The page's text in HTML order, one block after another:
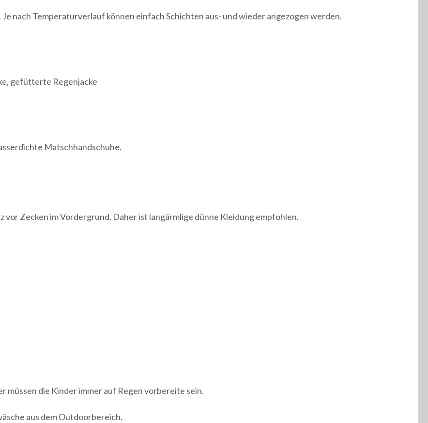
nach Temperaturverlauf können einfach Schichten aus- und wieder angezogen werden.
gefütterte Regenjacke
Matschhandschuhe.
vor Zecken im Vordergrund. Daher ist langärmlige dünne Kleidung empfohlen.
die Kinder immer auf Regen vorbereite sein.
aus dem Outdoorbereich.